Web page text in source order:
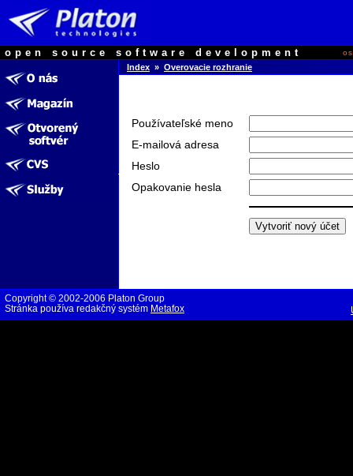
open source software development
Index » Overovacie rozhranie
Používateľské meno
E-mailová adresa
Heslo
Opakovanie hesla
Copyright © 2002-2006 Platon Group
Stránka používa redakčný systém Metafox